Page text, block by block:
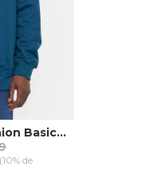
Moletom Ecko Fashion Basic Cream Verde Tempestade
de